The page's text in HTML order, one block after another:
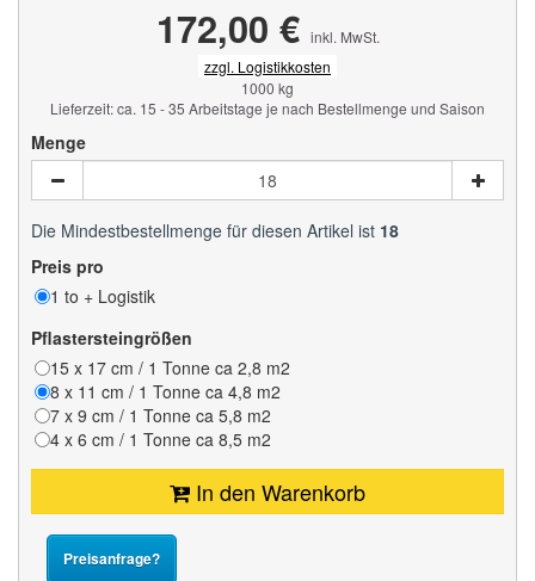
172,00 € inkl. MwSt.
zzgl. Logistikkosten
1000 kg
Lieferzeit: ca. 15 - 35 Arbeitstage je nach Bestellmenge und Saison
Menge
Die Mindestbestellmenge für diesen Artikel ist 18
Preis pro
1 to + Logistik
Pflastersteingrößen
15 x 17 cm / 1 Tonne ca 2,8 m2
8 x 11 cm / 1 Tonne ca 4,8 m2
7 x 9 cm / 1 Tonne ca 5,8 m2
4 x 6 cm / 1 Tonne ca 8,5 m2
In den Warenkorb
Preisanfrage?